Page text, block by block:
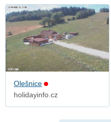
Olešnice
holidayinfo.cz